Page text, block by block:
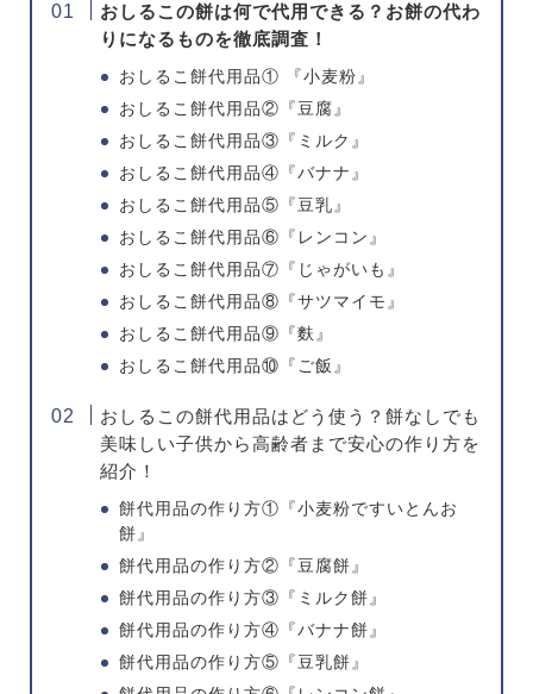
おしるこの餅は何で代用できる？お餅の代わ
りになるものを徹底調査！
おしるこ餅代用品① 『小麦粉』
おしるこ餅代用品②『豆腐』
おしるこ餅代用品③『ミルク』
おしるこ餅代用品④『バナナ』
おしるこ餅代用品⑤『豆乳』
おしるこ餅代用品⑥『レンコン』
おしるこ餅代用品⑦『じゃがいも』
おしるこ餅代用品⑧『サツマイモ』
おしるこ餅代用品⑨『麩』
おしるこ餅代用品⑩『ご飯』
おしるこの餅代用品はどう使う？餅なしでも
美味しい子供から高齢者まで安心の作り方を
紹介！
餅代用品の作り方①『小麦粉ですいとんお
餅』
餅代用品の作り方②『豆腐餅』
餅代用品の作り方③『ミルク餅』
餅代用品の作り方④『バナナ餅』
餅代用品の作り方⑤『豆乳餅』